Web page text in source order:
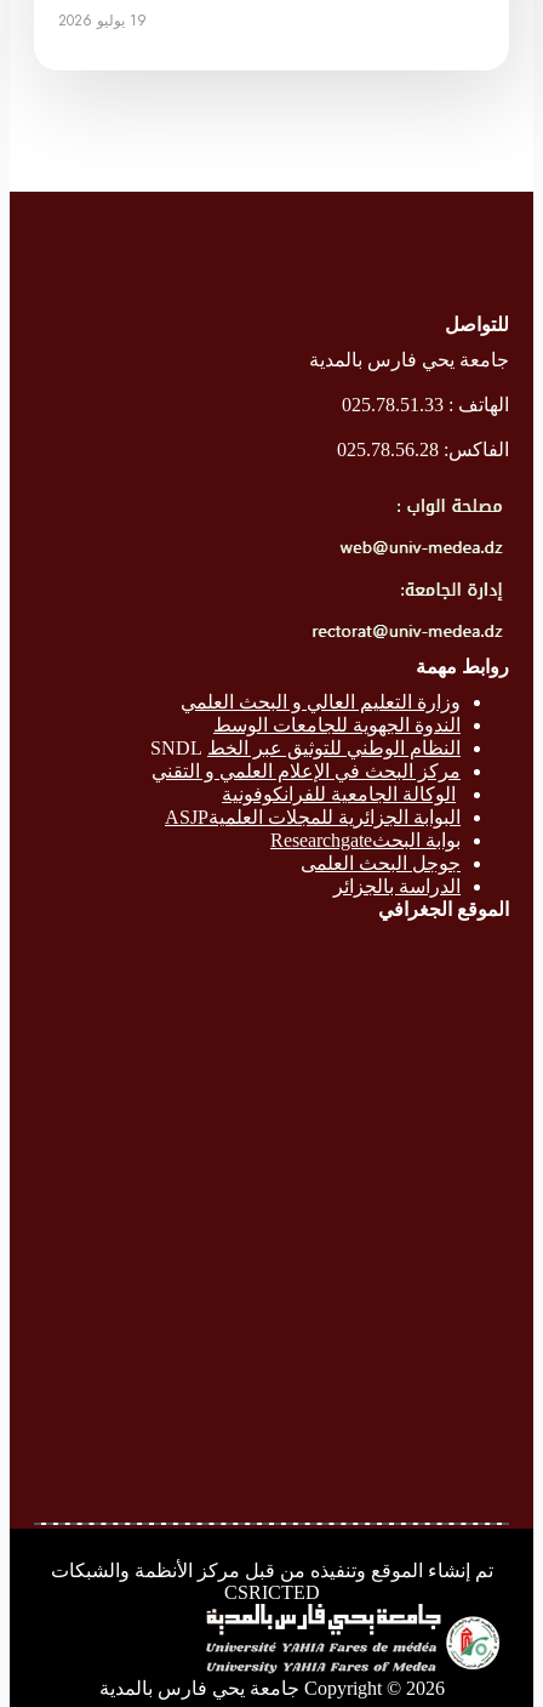
19 يوليو 2026
للتواصل
جامعة يحي فارس بالمدية
الهاتف : 025.78.51.33
الفاكس: 025.78.56.28
روابط مهمة
وزارة التعليم العالي و البحث العلمي
الندوة الجهوية للجامعات الوسط
النظام الوطني للتوثيق عبر الخط
مركز البحث في الإعلام العلمي و التقني
الوكالة الجامعية للفرانكوفونية
البوابة الجزائرية للمجلات العلميةASJP
بوابة البحثResearchgate
جوجل البحث العلمى
الدراسة بالجزائر
الموقع الجغرافي
تم إنشاء الموقع وتنفيذه من قبل مركز الأنظمة والشبكات
CSRICTED
Copyright © 2026 جامعة يحي فارس بالمدية